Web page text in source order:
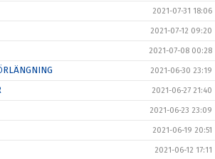
2021-07-31 18:06
2021-07-12 09:20
2021-07-08 00:28
2021-06-30 23:19
2021-06-27 21:40
2021-06-23 23:09
2021-06-19 20:51
2021-06-12 17:11